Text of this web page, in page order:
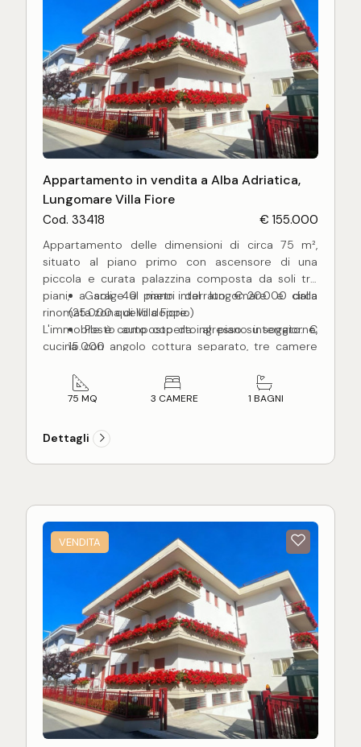
Appartamento in vendita a Alba Adriatica,
Lungomare Villa Fiore
Cod. 33418 € 155.000
Appartamento delle dimensioni di circa 75 m²,
situato al piano primo con ascensore di una
piccola e curata palazzina composta da soli tre
piani, a soli 40 metri dal lungomare e dalla
rinomata zona di Villa Fiore.
L'immobile è composto da ingresso su soggiorno,
cucina con angolo cottura separato, tre camere
finestrato con box doccia e un disimpegno nella
zona notte. Completano la proprietà due splendidi
cene all'aperto durante la bella stagione.
L'appartamento si presenta in buone condizioni
pavimenti in parquet nella zona notte, infissi in
legno di douglas con vetro singolo e finiture in stile
classico, tipiche dell'epoca di costruzione.
Soluzione ideale sia come residenza principale
che come casa vacanze, grazie alla posizione
invidiabile a pochi passi dal lungomare e dalla
pineta nella tranquilla zona di Villa Fiore, con servizi
raggiungibili comodamente a piedi.
Possibilità di acquisto, con prezzo da computare a
parte, di:
Garage al piano interrato: € 20.000 circa
(25.000 quello doppio)
Posto auto coperto al piano interrato: €
15.000
6.000
Cantina al piano interrato: € 5.000
75 MQ 3 CAMERE 1 BAGNI
Dettagli
VENDITA